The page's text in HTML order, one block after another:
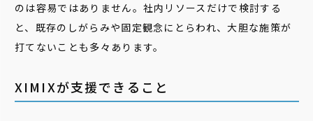
のは容易ではありません。社内リソースだけで検討する
と、既存のしがらみや固定観念にとらわれ、大胆な施策が
打てないことも多々あります。
XIMIXが支援できること